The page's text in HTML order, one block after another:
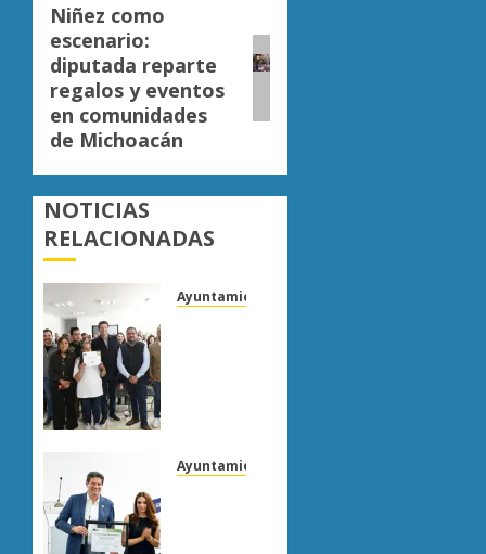
Siguiente
entrada:
Niñez como
escenario:
diputada reparte
regalos y eventos
en comunidades
de Michoacán
NOTICIAS
RELACIONADAS
Ayuntamiento Morelia
personal
Ayuntamiento Morelia